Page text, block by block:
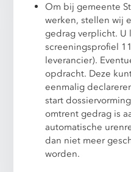
Om bij gemeente
werken, stellen wij
gedrag verplicht. U
screeningsprofiel
leverancier).
opdracht. Deze
eenmalig
start
omtrent gedrag is
automatische
dan niet meer
worden.